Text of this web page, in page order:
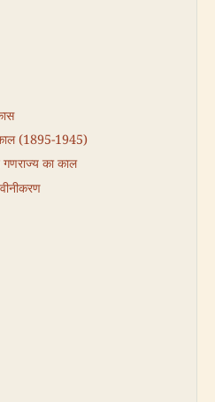
काल (1895-1945)
गणराज्य का काल